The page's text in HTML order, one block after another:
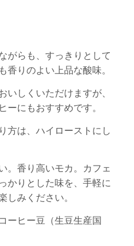
がらも、すっきりとして
香りのよい上品な酸味。
いしくいただけますが、
ーにもおすすめです。
方は、ハイローストにし
。香り高いモカ。カフェ
かりとした味を、手軽に
しみください。
ーヒー豆（生豆生産国